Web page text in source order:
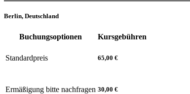
Berlin, Deutschland
Buchungsoptionen Kursgebühren
Standardpreis 65,00 €
Ermäßigung bitte nachfragen 30,00 €